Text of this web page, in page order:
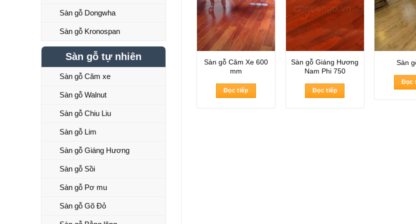
Sàn gỗ Dongwha
Sàn gỗ Kronospan
Sàn gỗ tự nhiên
Sàn gỗ Căm xe
Sàn gỗ Walnut
Sàn gỗ Chiu Liu
Sàn gỗ Lim
Sàn gỗ Giáng Hương
Sàn gỗ Sồi
Sàn gỗ Pơ mu
Sàn gỗ Gõ Đỏ
Sàn gỗ Căm Xe 600
mm
Đọc tiếp
Sàn gỗ Giáng Hương
Nam Phi 750
Đọc tiếp
Sàn
Đọc